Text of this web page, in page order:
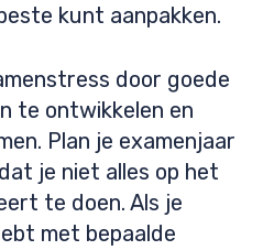
kunt aanpakken.
door goede
te ontwikkelen en
Plan je examenjaar
je niet alles op het
te doen. Als je
met bepaalde